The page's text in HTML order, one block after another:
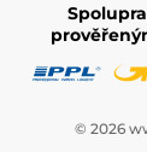
© 2026